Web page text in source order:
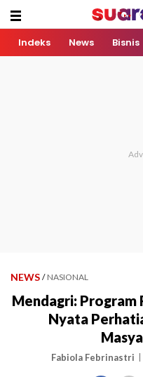
Indeks News Bisnis
NEWS / NASIONAL
Mendagri: Program
Nyata
Fabiola Febrinastri